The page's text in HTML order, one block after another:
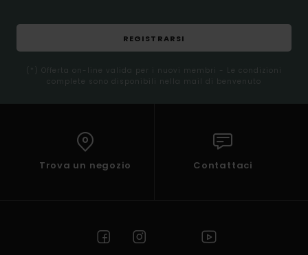
REGISTRARSI
(*) Offerta on-line valida per i nuovi membri - Le condizioni
complete sono disponibili nella mail di benvenuto
Trova un negozio Contattaci